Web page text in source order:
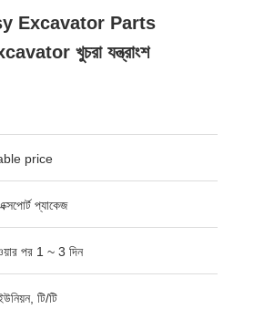
Excavator Parts
খুচরা যন্ত্রাংশ
price
এক্সপোর্ট প্যাকেজ
পর 1 ~ 3 দিন
টি/টি